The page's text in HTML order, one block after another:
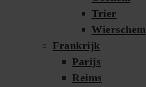
Trier
Wierschem
Frankrijk
Parijs
Reims